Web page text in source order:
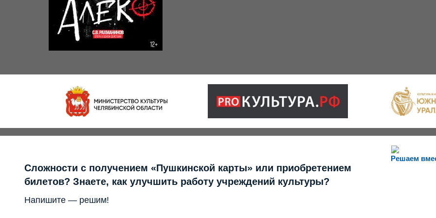
Решаем
Сложности с получением «Пушкинской карты» или приобретением
билетов? Знаете, как улучшить работу учреждений культуры?
Напишите — решим!